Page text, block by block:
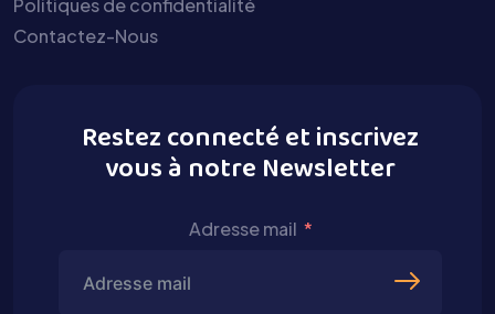
Politiques de confidentialité
Contactez-Nous
Restez connecté et inscrivez
vous à notre Newsletter
Adresse mail